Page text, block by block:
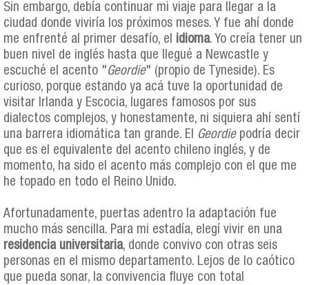
Sin embargo, debía continuar mi viaje para llegar a la
ciudad donde viviría los próximos meses. Y fue ahí donde
me enfrenté al primer desafío, el idioma. Yo creía tener un
buen nivel de inglés hasta que llegué a Newcastle y
escuché el acento "Geordie" (propio de Tyneside). Es
curioso, porque estando ya acá tuve la oportunidad de
visitar Irlanda y Escocia, lugares famosos por sus
dialectos complejos, y honestamente, ni siquiera ahí sentí
una barrera idiomática tan grande. El
Geordie podría decir
que es el equivalente del acento chileno inglés, y de
momento, ha sido el acento más complejo con el que me
he topado en todo el Reino Unido.
Afortunadamente, puertas adentro la adaptación fue
mucho más sencilla. Para mi estadía, elegí vivir en una
residencia universitaria, donde convivo con otras seis
personas en el mismo departamento. Lejos de lo caótico
que pueda sonar, la convivencia fluye con total